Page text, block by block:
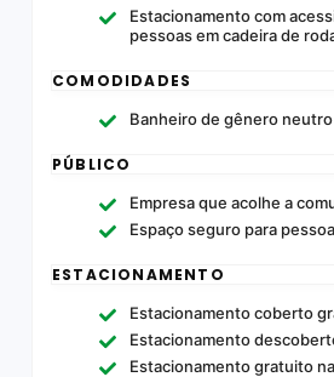
Estacionamento com
pessoas em cadeira de
COMODIDADES
Banheiro de gênero neutro
PÚBLICO
Empresa que acolhe a
Espaço seguro para
ESTACIONAMENTO
Estacionamento coberto
Estacionamento
Estacionamento gratuito